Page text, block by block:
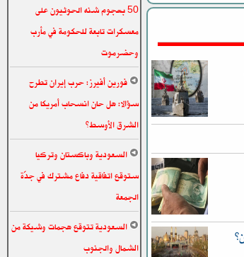
50 بهجوم شنه الحوثيون على
معسكرات تابعة للحكومة في مأرب
وحضرموت
فورين أفيرز: حرب إيران تطرح
سؤالا: هل حان انسحاب أمريكا من
الشرق الأوسط؟
السعودية وباكستان وتركيا
ستوقع اتفاقية دفاع مشترك في جدّة
الجمعة
السعودية تتوقع هجمات وشيكة من
الشمال والجنوب